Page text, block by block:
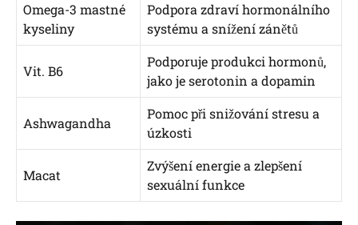
Omega-3 mastné
kyseliny
Podpora zdraví hormonálního
systému a snížení zánětů
Vit. B6
Podporuje produkci hormonů,
jako je serotonin a dopamin
Ashwagandha
Pomoc při snižování stresu a
úzkosti
Macat
Zvýšení energie a zlepšení
sexuální funkce